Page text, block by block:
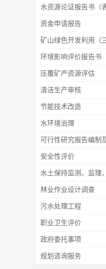
水资源论证报告书（
资金申请报告
压覆矿产资源评估
清洁生产审核
节能技术改造
水环境治理
安全性评价
林业作业设计调查
污水处理工程
职业卫生评价
政府委托事项
规划咨询服务